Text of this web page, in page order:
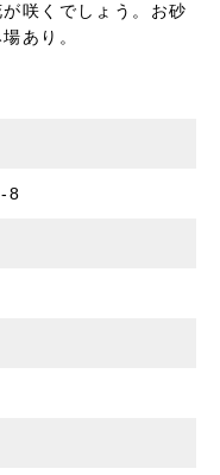
咲くでしょう。お砂
あり。
8